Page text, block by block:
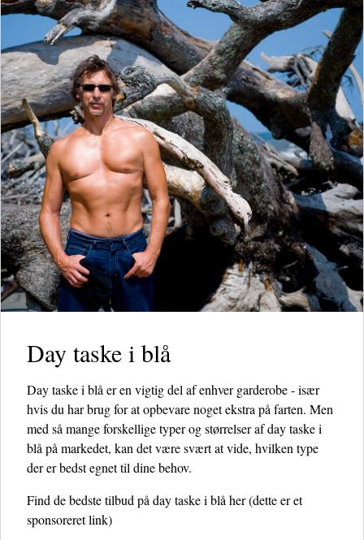
Day taske i blå
Day taske i blå er en vigtig del af enhver garderobe - især
hvis du har brug for at opbevare noget ekstra på farten. Men
med så mange forskellige typer og størrelser af day taske i
blå på markedet, kan det være svært at vide, hvilken type
der er bedst egnet til dine behov.
Find de bedste tilbud på day taske i blå her(dette er et
sponsoreret link)